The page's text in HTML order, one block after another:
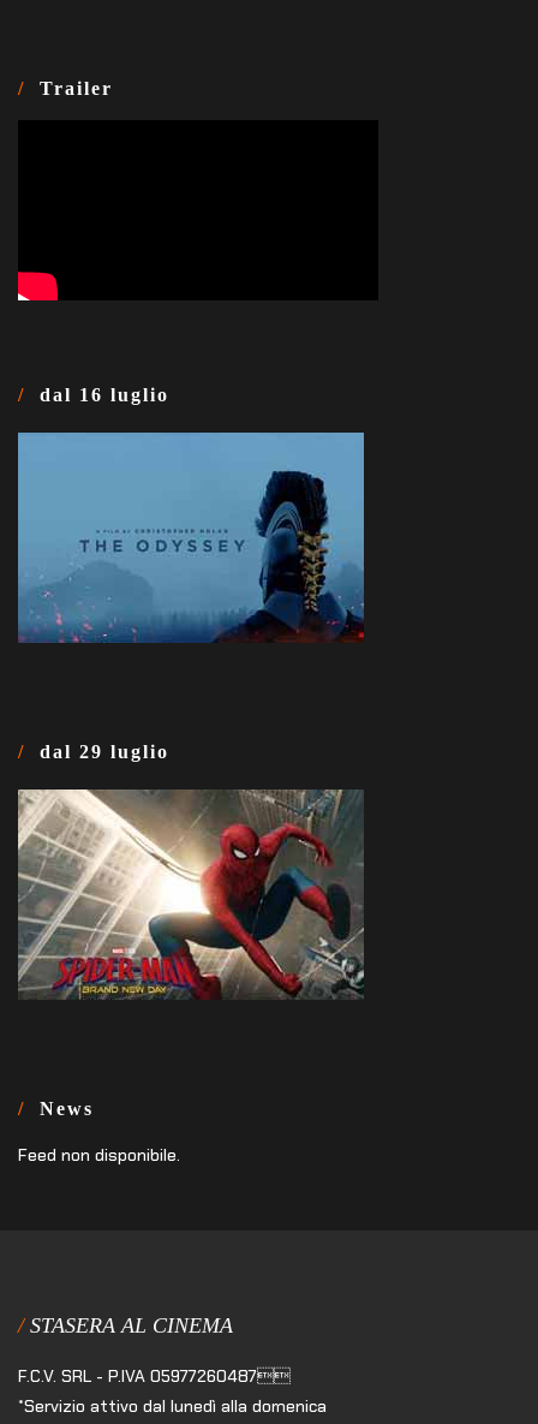
Trailer
dal 16 luglio
dal 29 luglio
News
Feed non disponibile.
STASERA AL CINEMA
F.C.V. SRL - P.IVA 05977260487
*Servizio attivo dal lunedì alla domenica